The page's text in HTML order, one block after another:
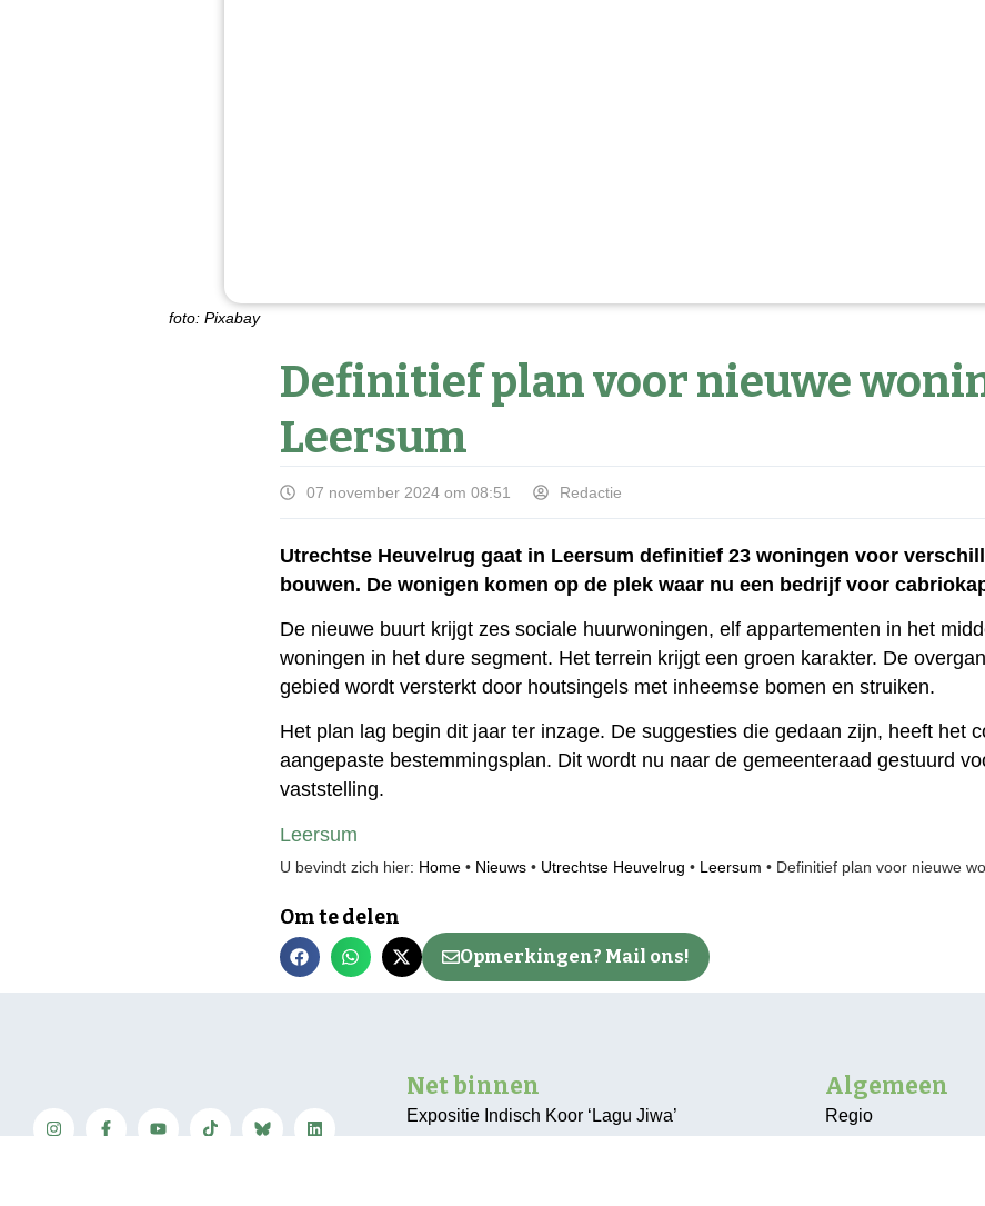
foto: Pixabay
Definitief plan voor nieuwe
Leersum
07 november 2024 om 08:51 Redactie
Utrechtse Heuvelrug gaat in Leersum definitief 23 woningen voor
bouwen. De wonigen komen op de plek waar nu een bedrijf voor
De nieuwe buurt krijgt zes sociale huurwoningen, elf appartementen in het
woningen in het dure segment. Het terrein krijgt een groen karakter. De
gebied wordt versterkt door houtsingels met inheemse bomen en struiken.
Het plan lag begin dit jaar ter inzage. De suggesties die gedaan zijn, heeft het
aangepaste bestemmingsplan. Dit wordt nu naar de gemeenteraad gestuurd
vaststelling.
Leersum
U bevindt zich hier: Home• Nieuws• Utrechtse Heuvelrug • Leersum • Definitief plan voor nieuwe
Om te delen
Opmerkingen? Mail ons!
Net binnen
Expositie Indisch Koor ‘Lagu Jiwa’
Algemeen
Regio